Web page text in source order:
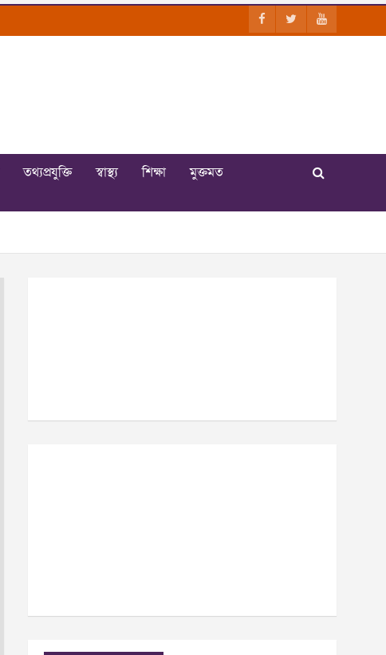
তথ্যপ্রযুক্তি স্বাস্থ্য শিক্ষা
মুক্তমত